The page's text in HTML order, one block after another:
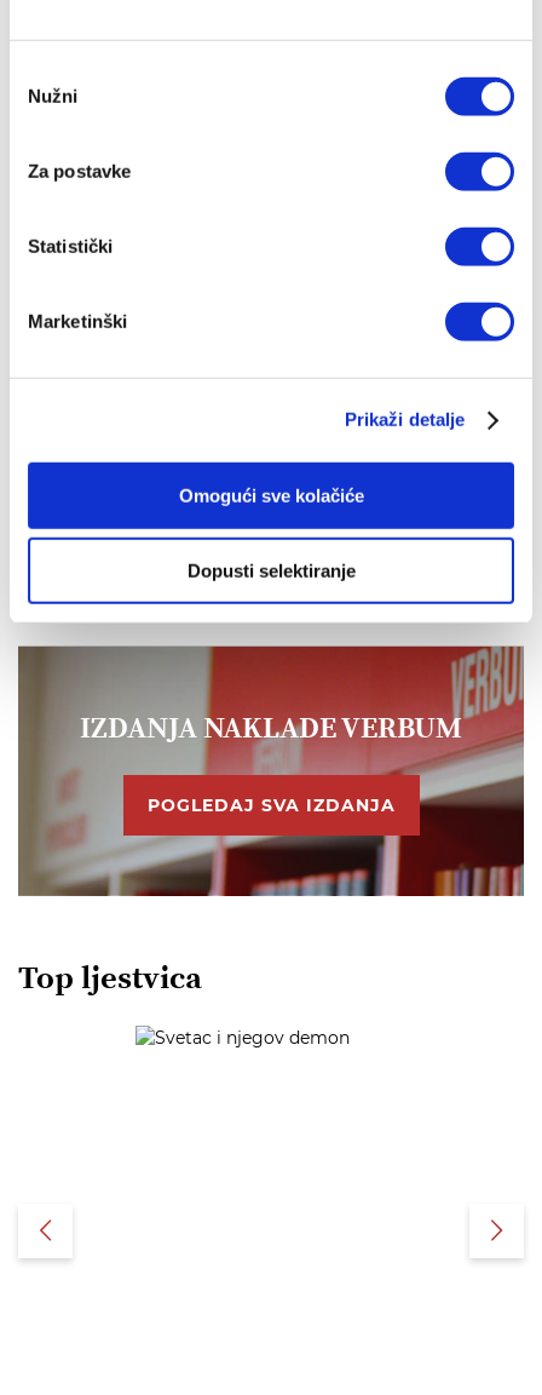
pristanka
Nužni
Za postavke
Statistički
Marketinški
Prikaži detalje
Omogući sve kolačiće
Dopusti selektiranje
Biblija za malene
17,12 EUR
IZDANJA NAKLADE VERBUM
POGLEDAJ SVA IZDANJA
Top ljestvica